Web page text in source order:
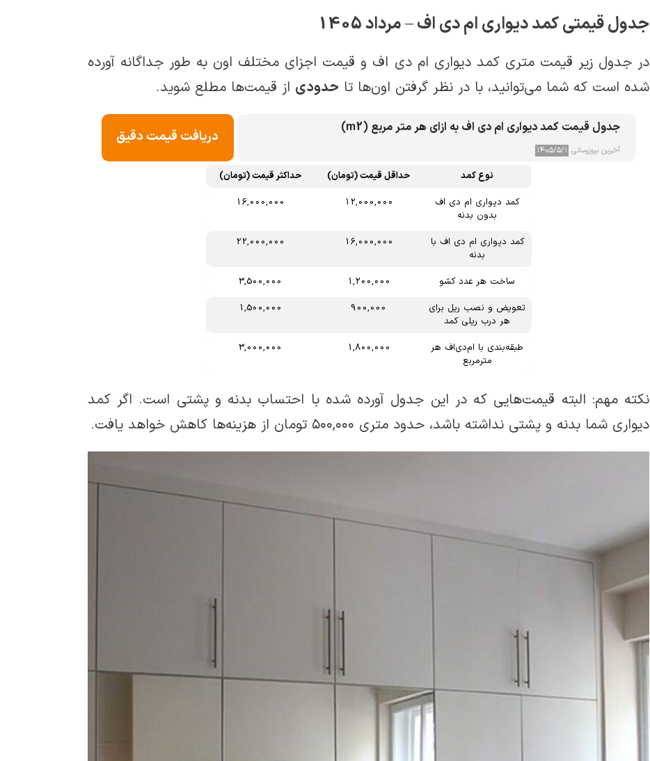
جدول قیمتی کمد دیواری ام دی اف – مرداد 1405
در جدول زیر قیمت متری کمد دیواری ام دی اف و قیمت اجزای مختلف اون به طور جداگانه آورده
شده است که شما می‌توانید، با در نظر گرفتن اون‌ها تا حدودی از قیمت‌ها مطلع شوید.
جدول قیمت کمد دیواری ام دی اف به ازای هر متر مربع (m2)
آخرین بروزرسانی ۱۴۰۵/۵/۱
دریافت قیمت دقیق
نوع کمد حداقل قیمت (تومان)
حداکثر قیمت (تومان)
کمد دیواری ام دی اف
بدون بدنه
12,000,000
16,000,000
کمد دیواری ام دی اف با
بدنه
16,000,000
22,000,000
ساخت هر عدد کشو 1,200,000
3,500,000
تعویض و نصب ریل برای
هر درب ریلی کمد
900,000
1,500,000
طبقه‌بندی با ام‌دی‌اف هر
مترمربع
1,800,000
3,000,000
نکته مهم: البته قیمت‌هایی که در این جدول آورده شده با احتساب بدنه و پشتی است. اگر کمد
دیواری شما بدنه و پشتی نداشته باشد، حدود متری ۵۰۰,۰۰۰ تومان از هزینه‌ها کاهش خواهد یافت.